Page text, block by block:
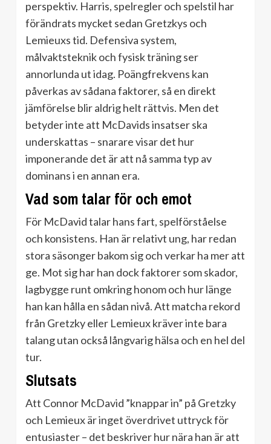
perspektiv. Harris, spelregler och spelstil har
förändrats mycket sedan Gretzkys och
Lemieuxs tid. Defensiva system,
målvaktsteknik och fysisk träning ser
annorlunda ut idag. Poängfrekvens kan
påverkas av sådana faktorer, så en direkt
jämförelse blir aldrig helt rättvis. Men det
betyder inte att McDavids insatser ska
underskattas – snarare visar det hur
imponerande det är att nå samma typ av
dominans i en annan era.
Vad som talar för och emot
För McDavid talar hans fart, spelförståelse
och konsistens. Han är relativt ung, har redan
stora säsonger bakom sig och verkar ha mer att
ge. Mot sig har han dock faktorer som skador,
lagbygge runt omkring honom och hur länge
han kan hålla en sådan nivå. Att matcha rekord
från Gretzky eller Lemieux kräver inte bara
talang utan också långvarig hälsa och en hel del
tur.
Slutsats
Att Connor McDavid ”knappar in” på Gretzky
och Lemieux är inget överdrivet uttryck för
entusiaster – det beskriver hur nära han är att